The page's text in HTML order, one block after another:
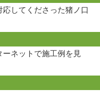
してくださった猪ノ口
ネットで施工例を見